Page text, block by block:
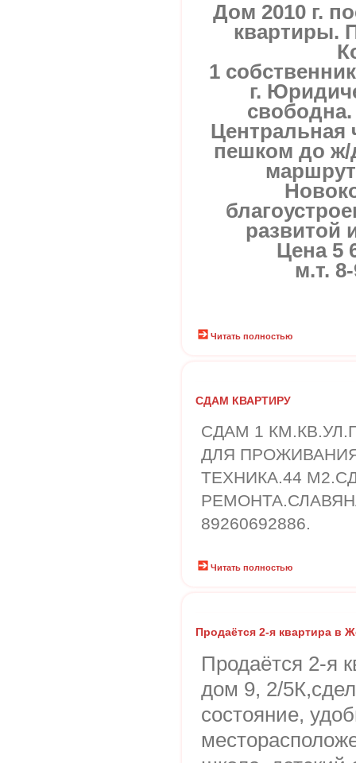
Дом 2010 г.
квартиры.
1
г.
Центральная
пешком до ж/
развитой
Цена 5
м.т.
Читать полностью
СДАМ КВАРТИРУ
СДАМ 1
ДЛЯ
ТЕХНИКА.44
89260692886.
Читать полностью
Продаётся 2-я квартира в
Продаётся 2-я
дом 9, 2/
состояние,